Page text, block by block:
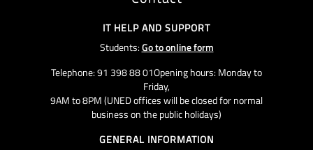
IT HELP AND SUPPORT
Students:Go to online form
Telephone: 91 398 88 01Opening hours: Monday to
Friday,
9AM to 8PM (UNED offices will be closed for normal
business on the public holidays)
GENERAL INFORMATION